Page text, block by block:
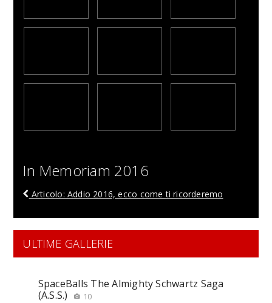
In Memoriam 2016
Articolo: Addio 2016, ecco come ti ricorderemo
ULTIME GALLERIE
SpaceBalls The Almighty Schwartz Saga
(A.S.S.)
10